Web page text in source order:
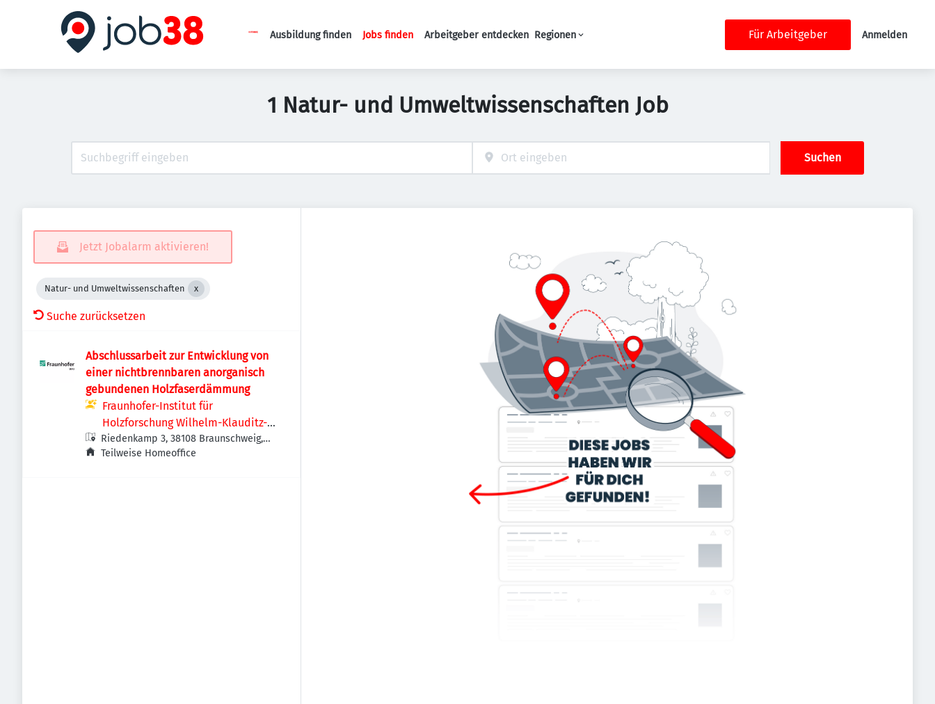
Haupt-Navigation
Ausbildung finden Jobs finden Arbeitgeber entdecken Regionen Für Arbeitgeber Anmelden
1 Natur- und Umweltwissenschaften Job
Suchen
Jetzt Jobalarm aktivieren!
Natur- und Umweltwissenschaften
Suche zurücksetzen
Abschlussarbeit zur Entwicklung von
einer nichtbrennbaren anorganisch
gebundenen Holzfaserdämmung
Fraunhofer-Institut für
Holzforschung Wilhelm-Klauditz-
Institut WKI
Riedenkamp 3, 38108 Braunschweig,
Deutschland
Teilweise Homeoffice